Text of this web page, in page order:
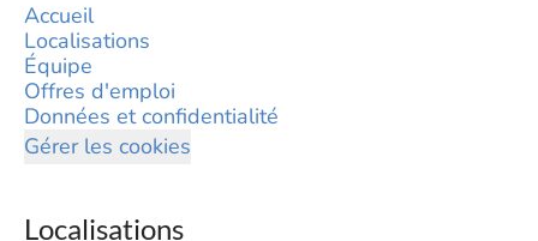
Accueil
Localisations
Équipe
Offres d'emploi
Données et confidentialité
Gérer les cookies
Localisations